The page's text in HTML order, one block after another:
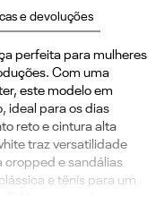
e devoluções
perfeita para mulheres
Com uma
este modelo em
ideal para os dias
reto e cintura alta
traz versatilidade
cropped e sandálias
e tênis para um